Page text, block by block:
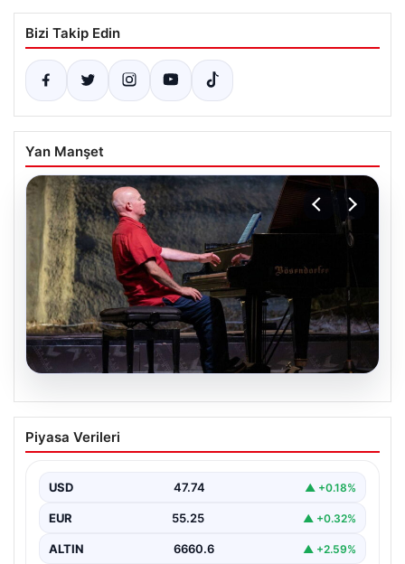
Bizi Takip Edin
Yan Manşet
07.08.2026
23. Uluslararası Gümüşlük Müzik
Festivali’nde İngiliz Piyanist Charles
Bodrum'un eşsiz atmosferinde düzenlenen 23.
sanatseverleri büyülemeye…
Piyasa Verileri
USD 47.74 ▲ +0.18%
EUR 55.25 ▲ +0.32%
ALTIN 6660.6 ▲ +2.59%